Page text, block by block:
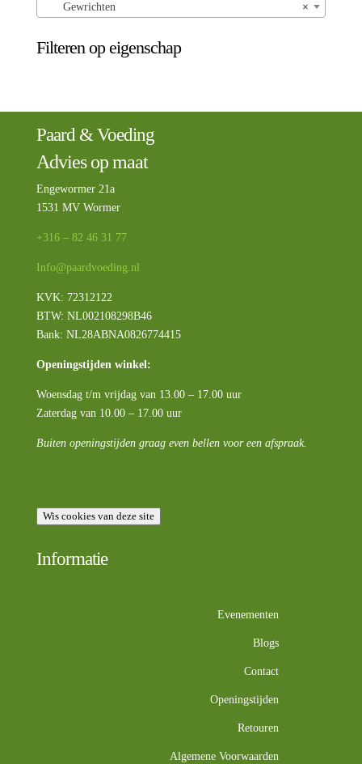
×
Gewrichten
Filteren op eigenschap
Paard & Voeding
Advies op maat
Engewormer 21a
1531 MV Wormer
+316 – 82 46 31 77
Info@paardvoeding.nl
KVK: 72312122
BTW: NL002108298B46
Bank: NL28ABNA0826774415
Openingstijden winkel:
Woensdag t/m vrijdag van 13.00 – 17.00 uur
Zaterdag van 10.00 – 17.00 uur
Buiten openingstijden graag even bellen voor een afspraak.
Wis cookies van deze site
Informatie
Evenementen
Blogs
Contact
Openingstijden
Retouren
Algemene Voorwaarden